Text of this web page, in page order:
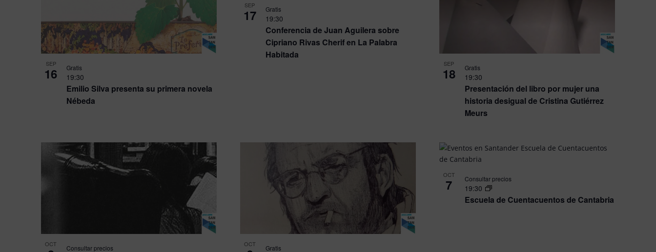
SEP
16
Emilio Silva presenta su primera novela
Nébeda
19:30
Gratis
SEP
17
Conferencia de Juan Aguilera sobre
Cipriano Rivas Cherif en La Palabra
Habitada
19:30
Gratis
SEP
18
Presentación del libro por mujer una
historia desigual de Cristina Gutiérrez
Meurs
19:30
Gratis
OCT Consultar precios OCT Gratis
OCT
7
Escuela de Cuentacuentos de Cantabria
19:30
Consultar precios